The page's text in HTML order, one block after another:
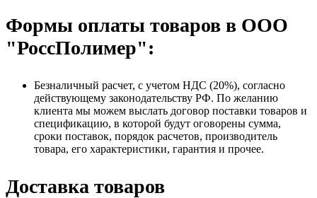
Формы оплаты товаров в ООО
"РоссПолимер":
Безналичный расчет, с учетом НДС (20%), согласно
действующему законодательству РФ. По желанию
клиента мы можем выслать договор поставки товаров и
спецификацию, в которой будут оговорены сумма,
сроки поставок, порядок расчетов, производитель
товара, его характеристики, гарантия и прочее.
Доставка товаров